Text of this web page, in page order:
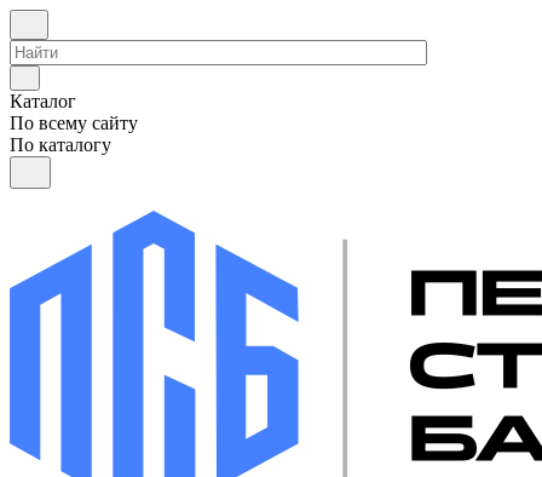
Каталог
По всему сайту
По каталогу